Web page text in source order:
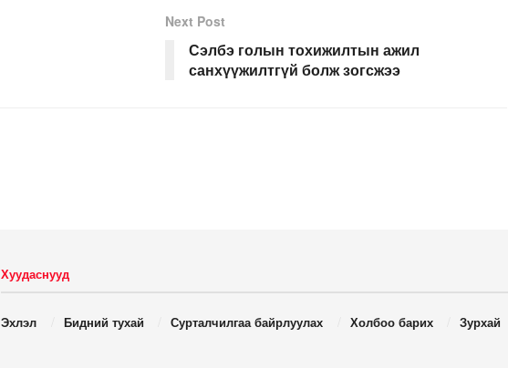
Next Post
Сэлбэ голын тохижилтын ажил
санхүүжилтгүй болж зогсжээ
Хуудаснууд
Эхлэл Бидний тухай Сурталчилгаа байрлуулах Холбоо барих Зурхай